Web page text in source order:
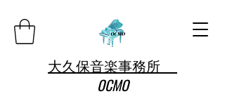
大久保音楽事務所
OCMO